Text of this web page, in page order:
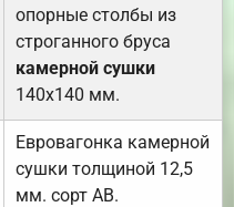
опорные столбы из
строганного бруса
камерной сушки
140х140 мм.
Евровагонка камерной
сушки толщиной 12,5
мм. сорт АВ.